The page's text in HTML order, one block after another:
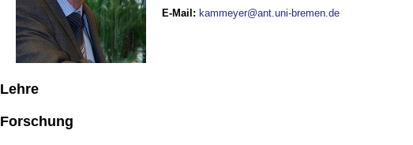
E-Mail : kammeyer@ant.uni-bremen.de
Lehre
Forschung